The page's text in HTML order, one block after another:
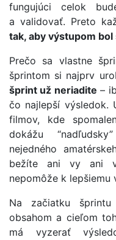
fungujúci celok
a validovať. Preto
tak, aby výstupom
Prečo sa vlastne
šprintom si najprv
šprint už neriadite –
čo najlepší výsledok.
filmov, kde
dokážu
nejedného
bežíte ani vy ani
nepomôže k lepšiemu
Na začiatku
obsahom a cieľom
má vyzerať